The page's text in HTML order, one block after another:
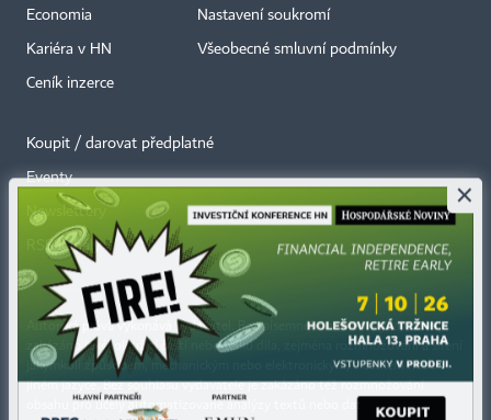
Economia
Kariéra v HN
Ceník inzerce
Nastavení soukromí
Všeobecné smluvní podmínky
Koupit / darovat předplatné
Eventy
Newslettery
RSS kanály
Autorská práva vykonává vydavatel. Bez písemného svolení vydavatele je
zakázáno jakékoli užití částí nebo celku díla, zejména rozmnožování a šíření
jakýmkoli způsobem, mechanickým nebo elektronickým, v českém nebo
jiném jazyce. Bez souhlasu vydavatele je zakázáno též rozmnožování
obsahu pro účely automatizované analýzy textů nebo dat
×